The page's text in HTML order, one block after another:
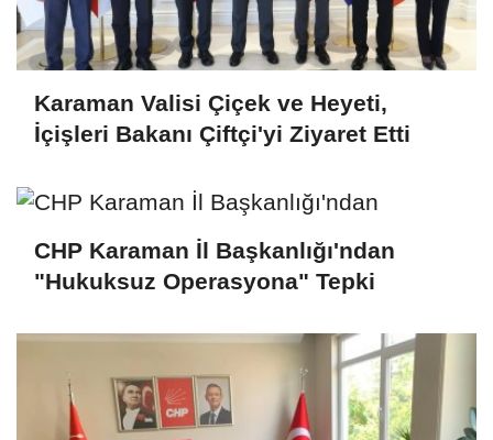
Karaman Valisi Çiçek ve Heyeti,
İçişleri Bakanı Çiftçi'yi Ziyaret Etti
CHP Karaman İl Başkanlığı'ndan
"Hukuksuz Operasyona" Tepki